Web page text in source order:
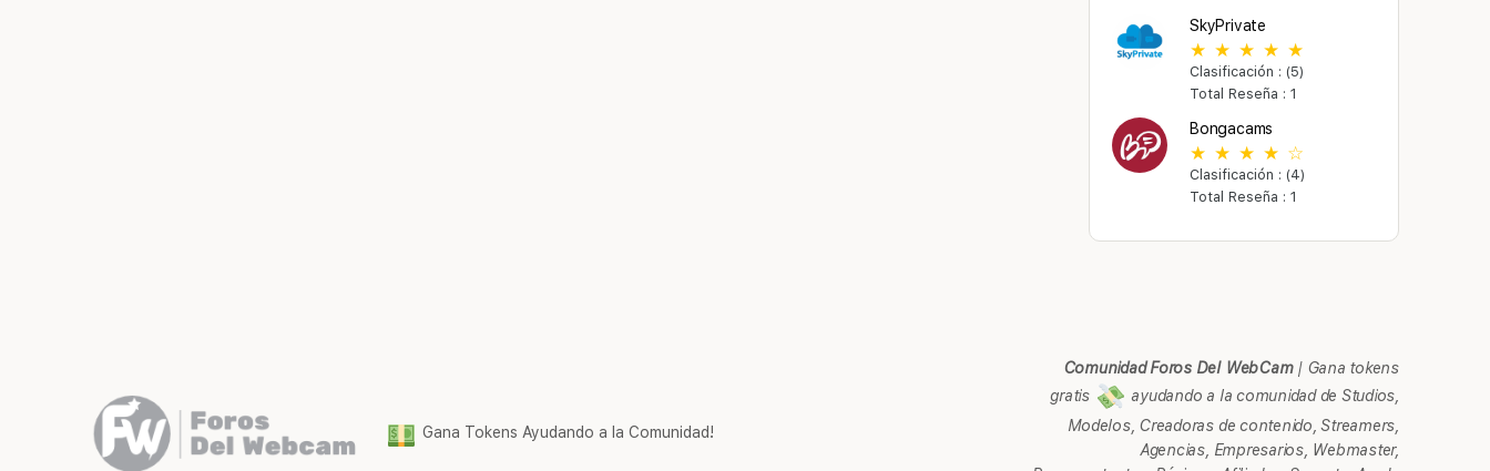
SkyPrivate
Clasificación : (5)
Total Reseña : 1
Bongacams
Clasificación : (4)
Total Reseña : 1
Gana Tokens Ayudando a la Comunidad!
Comunidad Foros Del WebCam| Gana tokens
gratis
ayudando a la comunidad de Studios,
Modelos, Creadoras de contenido, Streamers,
Agencias, Empresarios, Webmaster,